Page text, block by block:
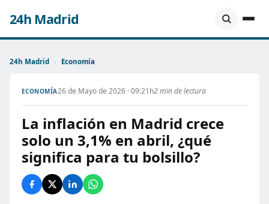
24h Madrid
24h Madrid › Economía
ECONOMÍA26 de Mayo de 2026 · 09:21h2 min de lectura
La inflación en Madrid crece
solo un 3,1% en abril, ¿qué
significa para tu bolsillo?